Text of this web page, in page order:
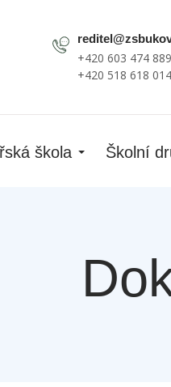
+420 603 474 889
+420 518 618 014
škola Školní